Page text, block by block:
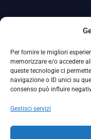
Per fornire le migliori
memorizzare e/o accedere
queste tecnologie ci
navigazione o ID unici su
consenso può influire
Gestisci servizi
La Società ha nominato il Responsabile della
adottate dalla